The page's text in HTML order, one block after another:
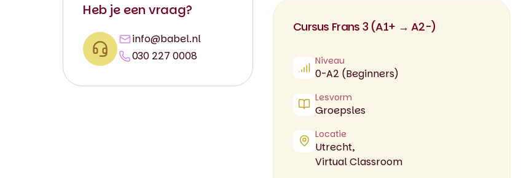
Augustus
September
Oktober
November
Heb je een vraag?
info@babel.nl
030 227 0008
Cursus Frans 3 (A1+ → A2-)
Niveau
0-A2 (Beginners)
Lesvorm
Groepsles
Locatie
Utrecht,
Virtual Classroom